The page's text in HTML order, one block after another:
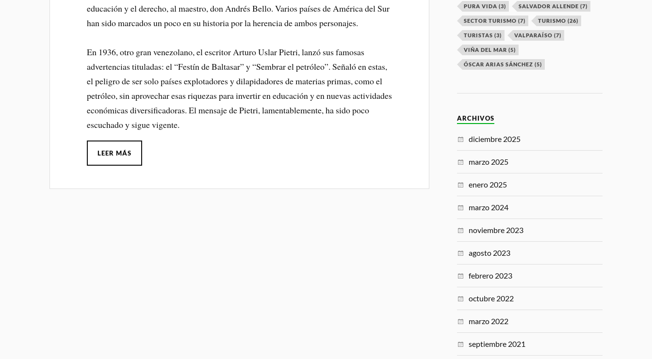
educación y el derecho, al maestro, don Andrés Bello. Varios países de América del Sur
han sido marcados un poco en su historia por la herencia de ambos personajes.
En 1936, otro gran venezolano, el escritor Arturo Uslar Pietri, lanzó sus famosas
advertencias tituladas: el “Festín de Baltasar” y “Sembrar el petróleo”. Señaló en estas,
el peligro de ser solo países explotadores y dilapidadores de materias primas, como el
petróleo, sin aprovechar esas riquezas para invertir en educación y en nuevas actividades
económicas diversificadoras. El mensaje de Pietri, lamentablemente, ha sido poco
escuchado y sigue vigente.
LEER MÁS
PURA VIDA (3) SALVADOR ALLENDE (7)
SECTOR TURISMO (7) TURISMO (26)
TURISTAS (3) VALPARAÍSO (7)
VIÑA DEL MAR (5)
ÓSCAR ARIAS SÁNCHEZ (5)
ARCHIVOS
diciembre 2025
marzo 2025
enero 2025
marzo 2024
noviembre 2023
agosto 2023
febrero 2023
octubre 2022
marzo 2022
septiembre 2021